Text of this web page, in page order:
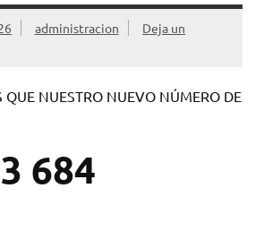
administracion
Deja un
NUESTRO NUEVO NÚMERO DE
684